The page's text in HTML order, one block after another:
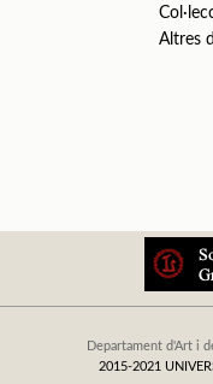
Altres
Departament d'Art i
2015-2021